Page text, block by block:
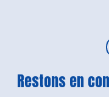
Restons en